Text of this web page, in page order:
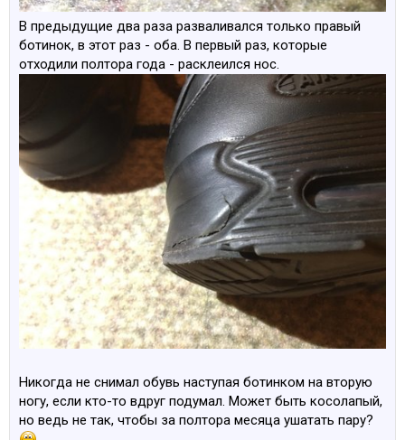
В предыдущие два раза разваливался только правый
ботинок, в этот раз - оба. В первый раз, которые
отходили полтора года - расклеился нос.
Никогда не снимал обувь наступая ботинком на вторую
ногу, если кто-то вдруг подумал. Может быть косолапый,
но ведь не так, чтобы за полтора месяца ушатать пару?